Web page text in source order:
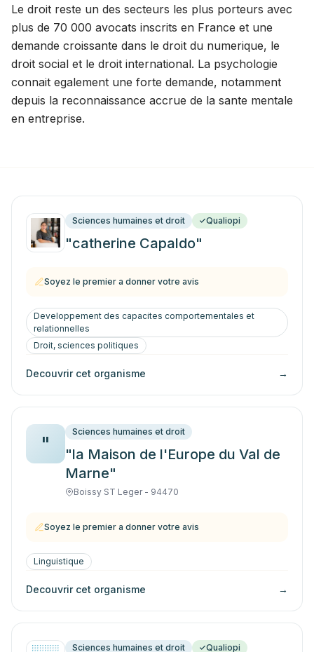
Le droit reste un des secteurs les plus porteurs avec
plus de 70 000 avocats inscrits en France et une
demande croissante dans le droit du numerique, le
droit social et le droit international. La psychologie
connait egalement une forte demande, notamment
depuis la reconnaissance accrue de la sante mentale
en entreprise.
Sciences humaines et droit Qualiopi
"catherine Capaldo"
Soyez le premier a donner votre avis
Developpement des capacites comportementales et
relationnelles
Droit, sciences politiques
Decouvrir cet organisme →
"
Sciences humaines et droit
"la Maison de l'Europe du Val de
Marne"
Boissy ST Leger - 94470
Soyez le premier a donner votre avis
Linguistique
Decouvrir cet organisme →
Sciences humaines et droit Qualiopi